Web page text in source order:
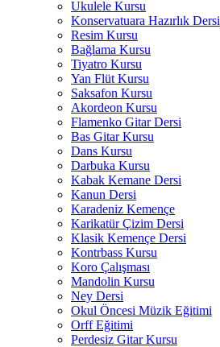
Ukulele Kursu
Konservatuara Hazırlık Dersi
Resim Kursu
Bağlama Kursu
Tiyatro Kursu
Yan Flüt Kursu
Saksafon Kursu
Akordeon Kursu
Flamenko Gitar Dersi
Bas Gitar Kursu
Dans Kursu
Darbuka Kursu
Kabak Kemane Dersi
Kanun Dersi
Karadeniz Kemençe
Karikatür Çizim Dersi
Klasik Kemençe Dersi
Kontrbass Kursu
Koro Çalışması
Mandolin Kursu
Ney Dersi
Okul Öncesi Müzik Eğitimi
Orff Eğitimi
Perdesiz Gitar Kursu